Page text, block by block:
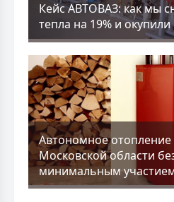
Кейс АВТОВАЗ: как мы
тепла на 19% и
Aвтономное отопление
Московской области
минимальным